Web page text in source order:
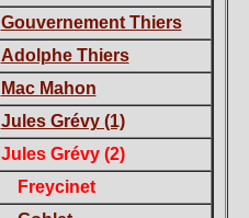
Gouvernement Thiers
Adolphe Thiers
Mac Mahon
Jules Grévy (1)
Jules Grévy (2)
Freycinet